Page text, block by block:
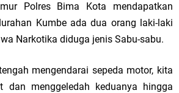
Polres Bima Kota mendapatkan
Kumbe ada dua orang laki-laki
Narkotika diduga jenis Sabu-sabu.
mengendarai sepeda motor, kita
dan menggeledah keduanya hingga